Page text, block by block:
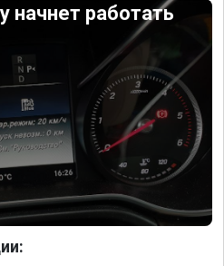
начнет работать